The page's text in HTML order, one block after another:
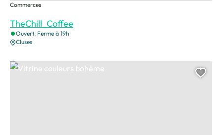
TheChill_Coffee
Commerces
Ouvert. Ferme à 19h
Cluses
Vitrine couleurs bohème, © CAMT